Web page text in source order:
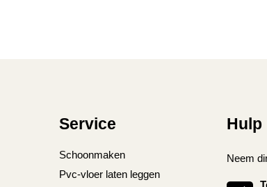
Service
Schoonmaken
Pvc-vloer laten leggen
Hulp
Neem